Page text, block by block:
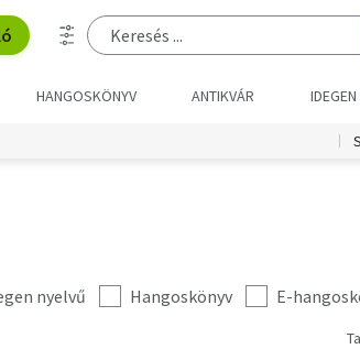
HANGOSKÖNYV ANTIKVÁR IDEGEN
nyelvű Hangoskönyv E-